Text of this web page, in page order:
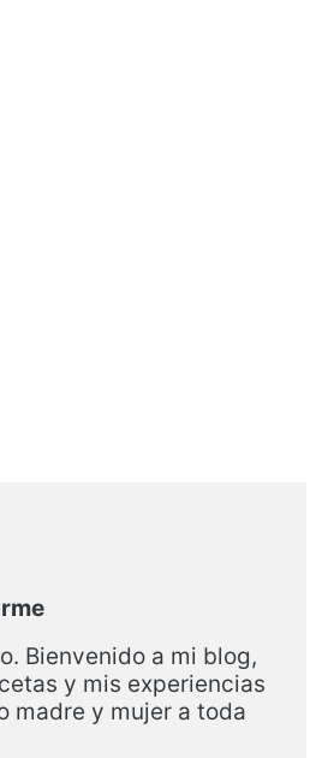
Bienvenido a mi blog,
y mis experiencias
madre y mujer a toda